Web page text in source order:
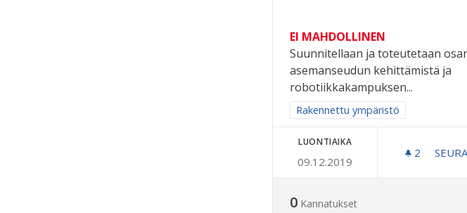
EI MAHDOLLINEN
Suunnitellaan ja toteutetaan
asemanseudun kehittämistä ja
robotiikkakampuksen...
Rajaa tulokset aihepiirin mukaan:
Rakennettu ympäristö
LUONTIAIKA
09.12.2019
2 2
0 Kannatukset